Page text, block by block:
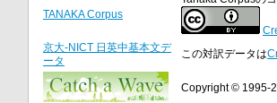
TANAKA Corpus
京大-NICT 日英中基本文デ
ータ
この対訳データは
Copyright © 1995-